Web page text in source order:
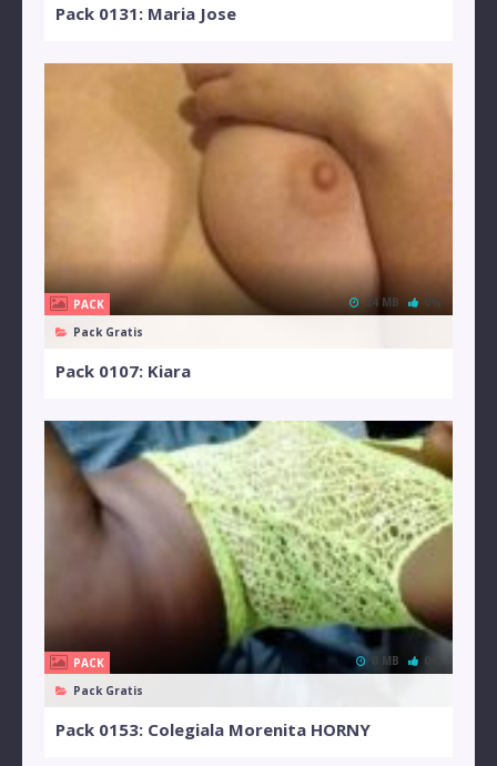
Pack 0131: Maria Jose
PACK
Pack Gratis
24 MB 0%
Pack 0107: Kiara
PACK
Pack Gratis
8 MB 0%
Pack 0153: Colegiala Morenita HORNY